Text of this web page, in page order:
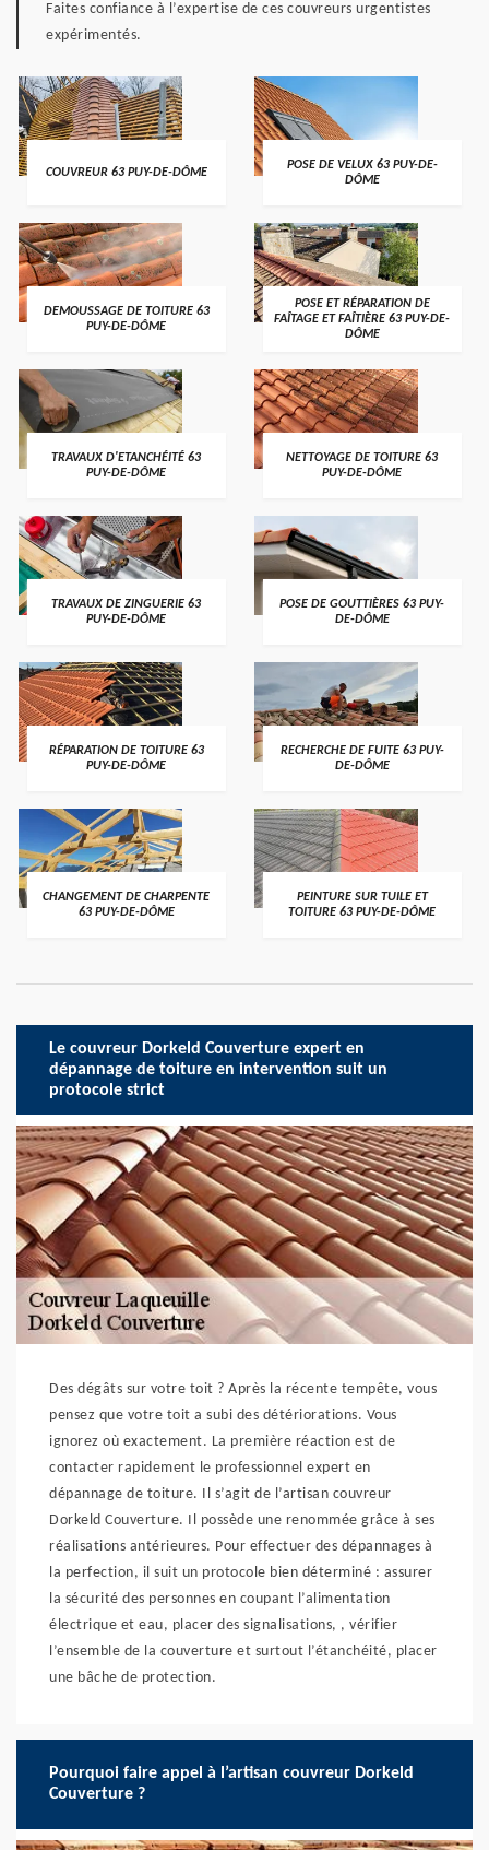
Faites confiance à l’expertise de ces couvreurs urgentistes
expérimentés.
COUVREUR 63 PUY-DE-DÔME
POSE DE VELUX 63 PUY-DE-
DÔME
DEMOUSSAGE DE TOITURE 63
PUY-DE-DÔME
POSE ET RÉPARATION DE
FAÎTAGE ET FAÎTIÈRE 63 PUY-DE-
DÔME
TRAVAUX D'ETANCHÉITÉ 63
PUY-DE-DÔME
NETTOYAGE DE TOITURE 63
PUY-DE-DÔME
TRAVAUX DE ZINGUERIE 63
PUY-DE-DÔME
POSE DE GOUTTIÈRES 63 PUY-
DE-DÔME
RÉPARATION DE TOITURE 63
PUY-DE-DÔME
RECHERCHE DE FUITE 63 PUY-
DE-DÔME
CHANGEMENT DE CHARPENTE
63 PUY-DE-DÔME
PEINTURE SUR TUILE ET
TOITURE 63 PUY-DE-DÔME
Le couvreur Dorkeld Couverture expert en
dépannage de toiture en intervention suit un
protocole strict
Des dégâts sur votre toit ? Après la récente tempête, vous
pensez que votre toit a subi des détériorations. Vous
ignorez où exactement. La première réaction est de
contacter rapidement le professionnel expert en
dépannage de toiture. Il s’agit de l’artisan couvreur
Dorkeld Couverture. Il possède une renommée grâce à ses
réalisations antérieures. Pour effectuer des dépannages à
la perfection, il suit un protocole bien déterminé : assurer
la sécurité des personnes en coupant l’alimentation
électrique et eau, placer des signalisations, , vérifier
l’ensemble de la couverture et surtout l’étanchéité, placer
une bâche de protection.
Pourquoi faire appel à l’artisan couvreur Dorkeld
Couverture ?